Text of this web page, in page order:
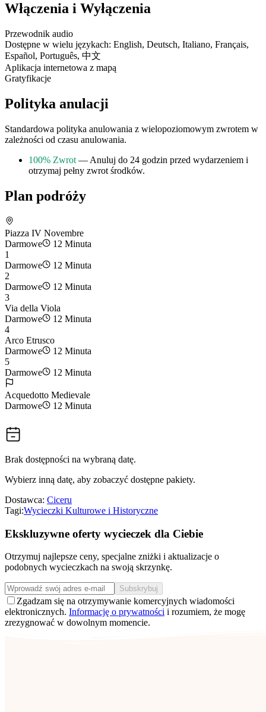
Włączenia i Wyłączenia
Przewodnik audio
Dostępne w wielu językach: English, Deutsch, Italiano, Français,
Español, Português, 中文
Aplikacja internetowa z mapą
Gratyfikacje
Polityka anulacji
Standardowa polityka anulowania z wielopoziomowym zwrotem w
zależności od czasu anulowania.
100% Zwrot — Anuluj do 24 godzin przed wydarzeniem i
otrzymaj pełny zwrot środków.
Plan podróży
Piazza IV Novembre
Darmowe
12 Minuta
1
Darmowe
12 Minuta
2
Darmowe
12 Minuta
3
Via della Viola
Darmowe
12 Minuta
4
Arco Etrusco
Darmowe
12 Minuta
5
Darmowe
12 Minuta
Acquedotto Medievale
Darmowe
12 Minuta
Brak dostępności na wybraną datę.
Wybierz inną datę, aby zobaczyć dostępne pakiety.
Dostawca: Ciceru
Tagi:Wycieczki Kulturowe i Historyczne
Ekskluzywne oferty wycieczek dla Ciebie
Otrzymuj najlepsze ceny, specjalne zniżki i aktualizacje o
podobnych wycieczkach na swoją skrzynkę.
Subskrybuj
Zgadzam się na otrzymywanie komercyjnych wiadomości
elektronicznych. Informację o prywatności i rozumiem, że mogę
zrezygnować w dowolnym momencie.